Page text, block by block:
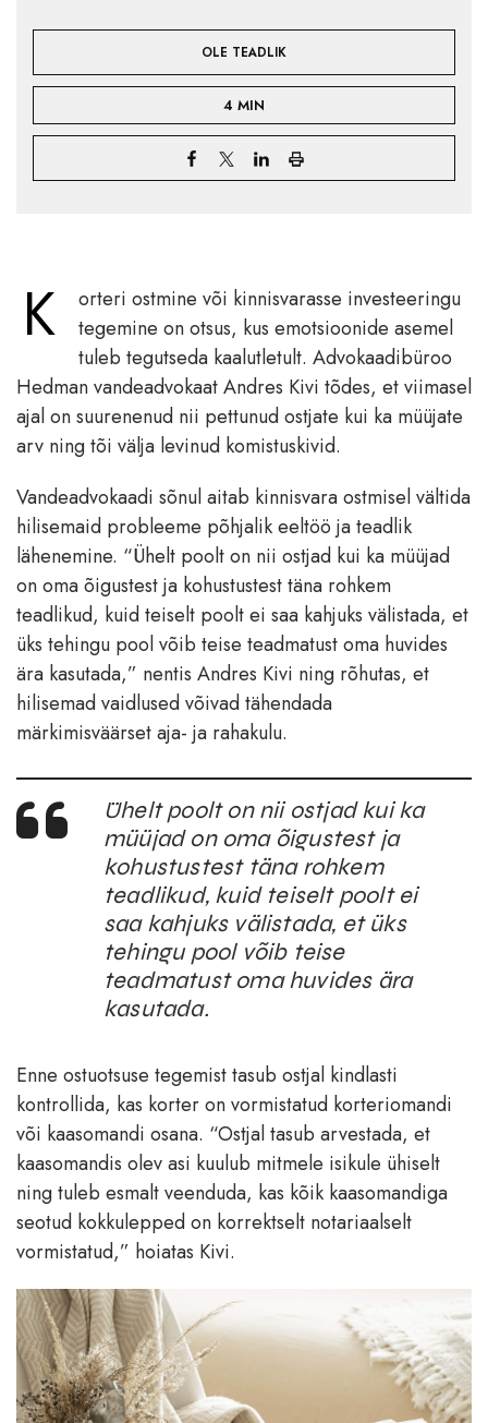
OLE TEADLIK
4 MIN
K
orteri ostmine või kinnisvarasse investeeringu
tegemine on otsus, kus emotsioonide asemel
tuleb tegutseda kaalutletult. Advokaadibüroo
Hedman vandeadvokaat Andres Kivi tõdes, et viimasel
ajal on suurenenud nii pettunud ostjate kui ka müüjate
arv ning tõi välja levinud komistuskivid.
Vandeadvokaadi sõnul aitab kinnisvara ostmisel vältida
hilisemaid probleeme põhjalik eeltöö ja teadlik
lähenemine. “Ühelt poolt on nii ostjad kui ka müüjad
on oma õigustest ja kohustustest täna rohkem
teadlikud, kuid teiselt poolt ei saa kahjuks välistada, et
üks tehingu pool võib teise teadmatust oma huvides
ära kasutada,” nentis Andres Kivi ning rõhutas, et
hilisemad vaidlused võivad tähendada
märkimisväärset aja- ja rahakulu.
Ühelt poolt on nii ostjad kui ka
müüjad on oma õigustest ja
kohustustest täna rohkem
teadlikud, kuid teiselt poolt ei
saa kahjuks välistada, et üks
tehingu pool võib teise
teadmatust oma huvides ära
kasutada.
Enne ostuotsuse tegemist tasub ostjal kindlasti
kontrollida, kas korter on vormistatud korteriomandi
või kaasomandi osana. “Ostjal tasub arvestada, et
kaasomandis olev asi kuulub mitmele isikule ühiselt
ning tuleb esmalt veenduda, kas kõik kaasomandiga
seotud kokkulepped on korrektselt notariaalselt
vormistatud,” hoiatas Kivi.